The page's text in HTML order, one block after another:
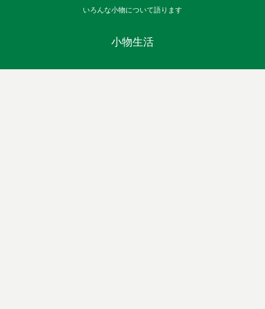
いろんな小物について語ります
小物生活